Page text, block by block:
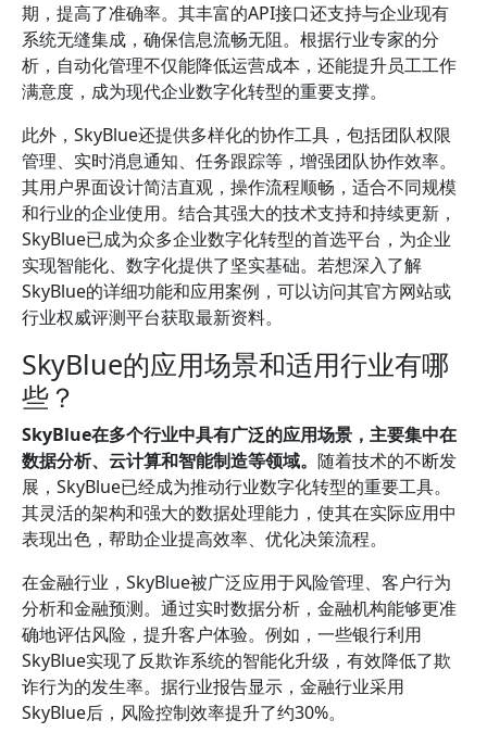
期，提高了准确率。其丰富的API接口还支持与企业现有
系统无缝集成，确保信息流畅无阻。根据行业专家的分
析，自动化管理不仅能降低运营成本，还能提升员工工作
满意度，成为现代企业数字化转型的重要支撑。
此外，SkyBlue还提供多样化的协作工具，包括团队权限
管理、实时消息通知、任务跟踪等，增强团队协作效率。
其用户界面设计简洁直观，操作流程顺畅，适合不同规模
和行业的企业使用。结合其强大的技术支持和持续更新，
SkyBlue已成为众多企业数字化转型的首选平台，为企业
实现智能化、数字化提供了坚实基础。若想深入了解
SkyBlue的详细功能和应用案例，可以访问其官方网站或
行业权威评测平台获取最新资料。
SkyBlue的应用场景和适用行业有哪
些？
SkyBlue在多个行业中具有广泛的应用场景，主要集中在
数据分析、云计算和智能制造等领域。 随着技术的不断发
展，SkyBlue已经成为推动行业数字化转型的重要工具。
其灵活的架构和强大的数据处理能力，使其在实际应用中
表现出色，帮助企业提高效率、优化决策流程。
在金融行业，SkyBlue被广泛应用于风险管理、客户行为
分析和金融预测。通过实时数据分析，金融机构能够更准
确地评估风险，提升客户体验。例如，一些银行利用
SkyBlue实现了反欺诈系统的智能化升级，有效降低了欺
诈行为的发生率。据行业报告显示，金融行业采用
SkyBlue后，风险控制效率提升了约30%。